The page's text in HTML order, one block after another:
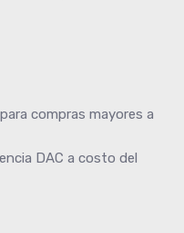
compras mayores a
DAC a costo del